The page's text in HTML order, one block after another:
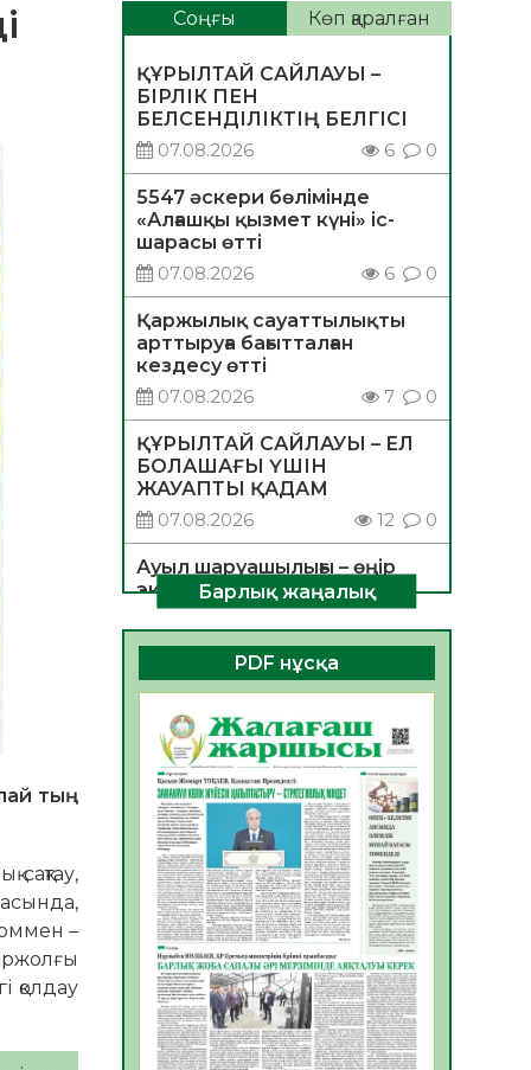
тың
–
қолдау
Соңғы Көп қаралған
ҚҰРЫЛТАЙ САЙЛАУЫ –
БІРЛІК ПЕН
БЕЛСЕНДІЛІКТІҢ БЕЛГІСІ
07.08.2026
6 0
5547 әскери бөлімінде
«Алғашқы қызмет күні» іс-
шарасы өтті
07.08.2026
6 0
Қаржылық сауаттылықты
арттыруға бағытталған
кездесу өтті
07.08.2026
7 0
ҚҰРЫЛТАЙ САЙЛАУЫ – ЕЛ
БОЛАШАҒЫ ҮШІН
ЖАУАПТЫ ҚАДАМ
07.08.2026
12 0
Ауыл шаруашылығы – өңір
экономикасының негізгі
тірегі
06.08.2026
26 0
ҚОҒАМДЫҚ БЕЛСЕНДІЛІК –
ЕЛ ДАМУЫНЫҢ НЕГІЗІ
06.08.2026
24
ҚҰРЫЛТАЙ САЙЛАУЫ –
БОЛАШАҚҚА БАСТАР
ЖАУАПТЫ ТАҢДАУ
06.08.2026
27
Инфекциялық ауруларға
қарсы иммундау
жұмыстарының тиімділігі
06.08.2026
28
Көкжөтел ауруы туралы
Барлық жаңалық
PDF нұсқа